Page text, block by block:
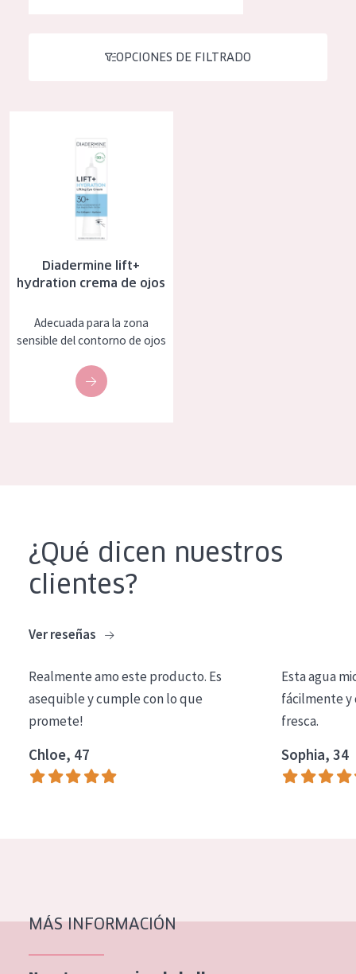
TIPO DE PRODUCTO
Crema de día
Crema de noche
Crema de ojos
Limpieza
COLECCIÓN
Piel sensible
Piel normal y seca
Piel mixata o grasa
Piel madura
Piel menopáusica
EDAD
Todas las edades
OPCIONES DE FILTRADO
Diadermine lift+
hydration crema de ojos
Adecuada para la zona
sensible del contorno de ojos
¿Qué dicen nuestros
clientes?
Ver reseñas
Realmente amo este producto. Es
asequible y cumple con lo que
promete!
Chloe, 47
Esta agua
fácilmente y
fresca.
Sophia, 34
MÁS INFORMACIÓN